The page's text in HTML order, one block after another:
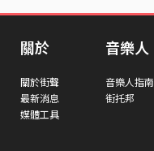
關於
關於街聲
最新消息
媒體工具
音樂人
音樂人指南
街托邦